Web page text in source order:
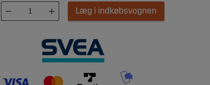
Læg i indkøbsvognen